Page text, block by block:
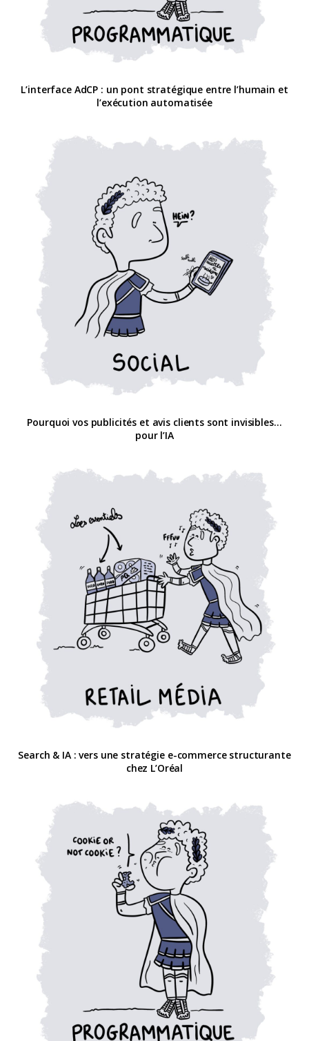
L’interface AdCP : un pont stratégique entre l’humain et
l’exécution automatisée
Pourquoi vos publicités et avis clients sont invisibles…
pour l’IA
Search & IA : vers une stratégie e-commerce structurante
chez L’Oréal